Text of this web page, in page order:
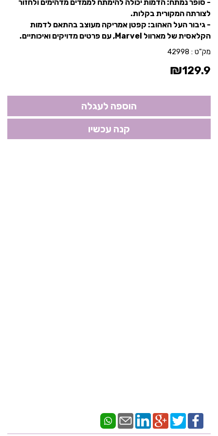
- סופר נמתח: הדמות יכולה להימתח לממדים מדהימים ולחזור
לצורתה המקורית בקלות.
- גיבור העל האהוב: קפטן אמריקה מעוצב בהתאם לדמות
הקלאסית של מארוול Marvel, עם פרטים מדויקים ואיכותיים.
מק"ט : 42998
₪129.9